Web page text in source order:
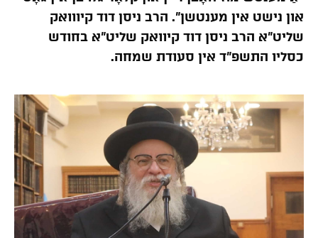
און נישט אין מענטשן”. הרב ניסן דוד קיווואק
שליט”א הרב ניסן דוד קיוואק שליט”א בחודש
כסליו התשפ”ד אין סעודת שמחה.